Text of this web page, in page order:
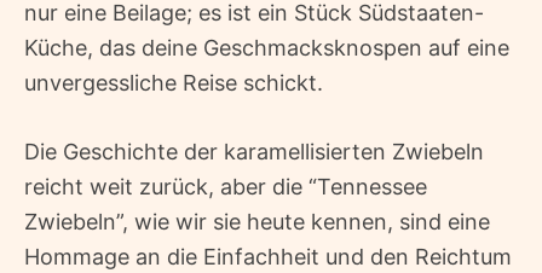
nur eine Beilage; es ist ein Stück Südstaaten-
Küche, das deine Geschmacksknospen auf eine
unvergessliche Reise schickt.
Die Geschichte der karamellisierten Zwiebeln
reicht weit zurück, aber die “Tennessee
Zwiebeln”, wie wir sie heute kennen, sind eine
Hommage an die Einfachheit und den Reichtum